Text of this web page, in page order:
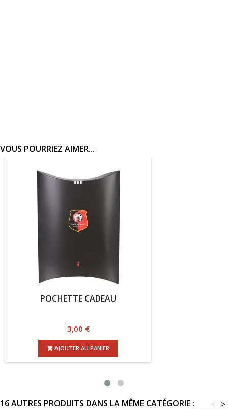
VOUS POURRIEZ AIMER...
POCHETTE CADEAU
Prix
3,00 €
 AJOUTER AU PANIER
16 AUTRES PRODUITS DANS LA MÊME CATÉGORIE : >
<